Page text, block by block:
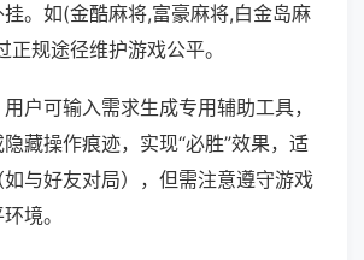
。如(金酷麻将,富豪麻将,白金岛麻
规途径维护游戏公平。
户可输入需求生成专用辅助工具，
藏操作痕迹，实现“必胜”效果，适
与好友对局），但需注意遵守游戏
境。